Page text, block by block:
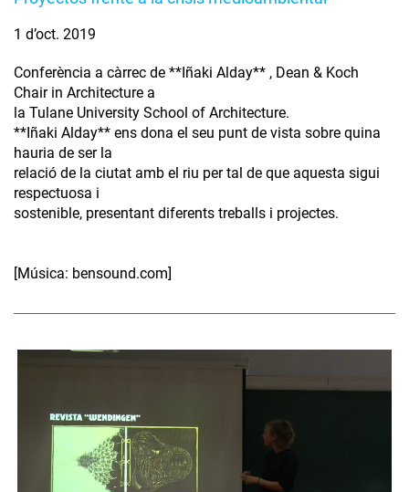
1 d’oct. 2019
Conferència a càrrec de **Iñaki Alday** , Dean & Koch
Chair in Architecture a
la Tulane University School of Architecture.
**Iñaki Alday** ens dona el seu punt de vista sobre quina
hauria de ser la
relació de la ciutat amb el riu per tal de que aquesta sigui
respectuosa i
sostenible, presentant diferents treballs i projectes.
[Música: bensound.com]